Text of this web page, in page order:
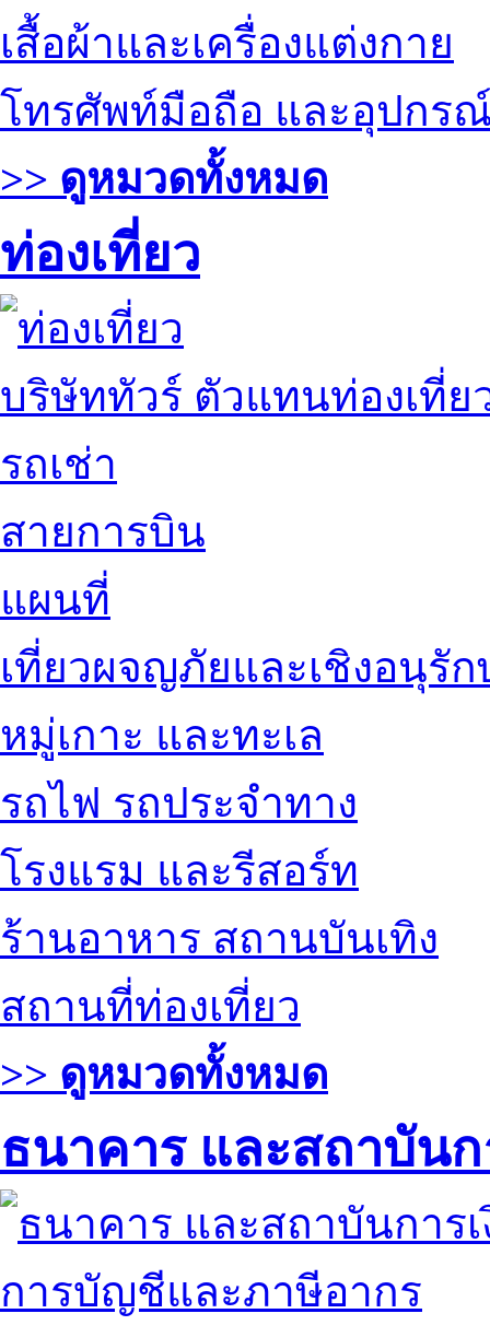
เสื้อผ้าและเครื่องแต่งกาย
โทรศัพท์มือถือ และอุปกร
>> ดูหมวดทั้งหมด
ท่องเที่ยว
บริษัททัวร์ ตัวแทนท่องเที่ย
รถเช่า
สายการบิน
แผนที่
เที่ยวผจญภัยและเชิงอนุรัก
หมู่เกาะ และทะเล
รถไฟ รถประจำทาง
โรงแรม และรีสอร์ท
ร้านอาหาร สถานบันเทิง
สถานที่ท่องเที่ยว
>> ดูหมวดทั้งหมด
ธนาคาร และสถาบันก
การบัญชีและภาษีอากร